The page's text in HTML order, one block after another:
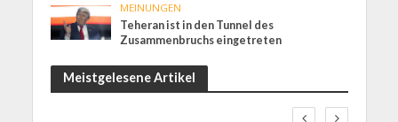
MEINUNGEN
Teheran ist in den Tunnel des
Zusammenbruchs eingetreten
Meistgelesene Artikel